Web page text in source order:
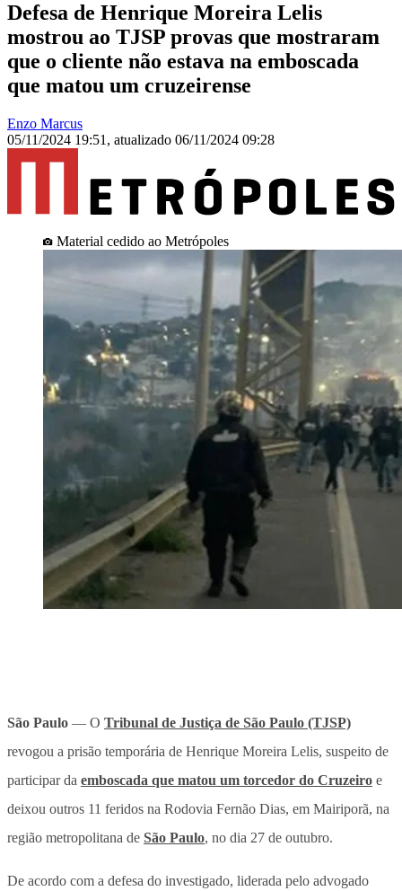
Defesa de Henrique Moreira Lelis
mostrou ao TJSP provas que mostraram
que o cliente não estava na emboscada
que matou um cruzeirense
Enzo Marcus
05/11/2024 19:51 , atualizado 06/11/2024 09:28
Material cedido ao Metrópoles
São Paulo — O Tribunal de Justiça de São Paulo (TJSP)
revogou a prisão temporária de Henrique Moreira Lelis, suspeito de
participar da emboscada que matou um torcedor do Cruzeiro e
deixou outros 11 feridos na Rodovia Fernão Dias, em Mairiporã, na
região metropolitana de São Paulo, no dia 27 de outubro.
De acordo com a defesa do investigado, liderada pelo advogado